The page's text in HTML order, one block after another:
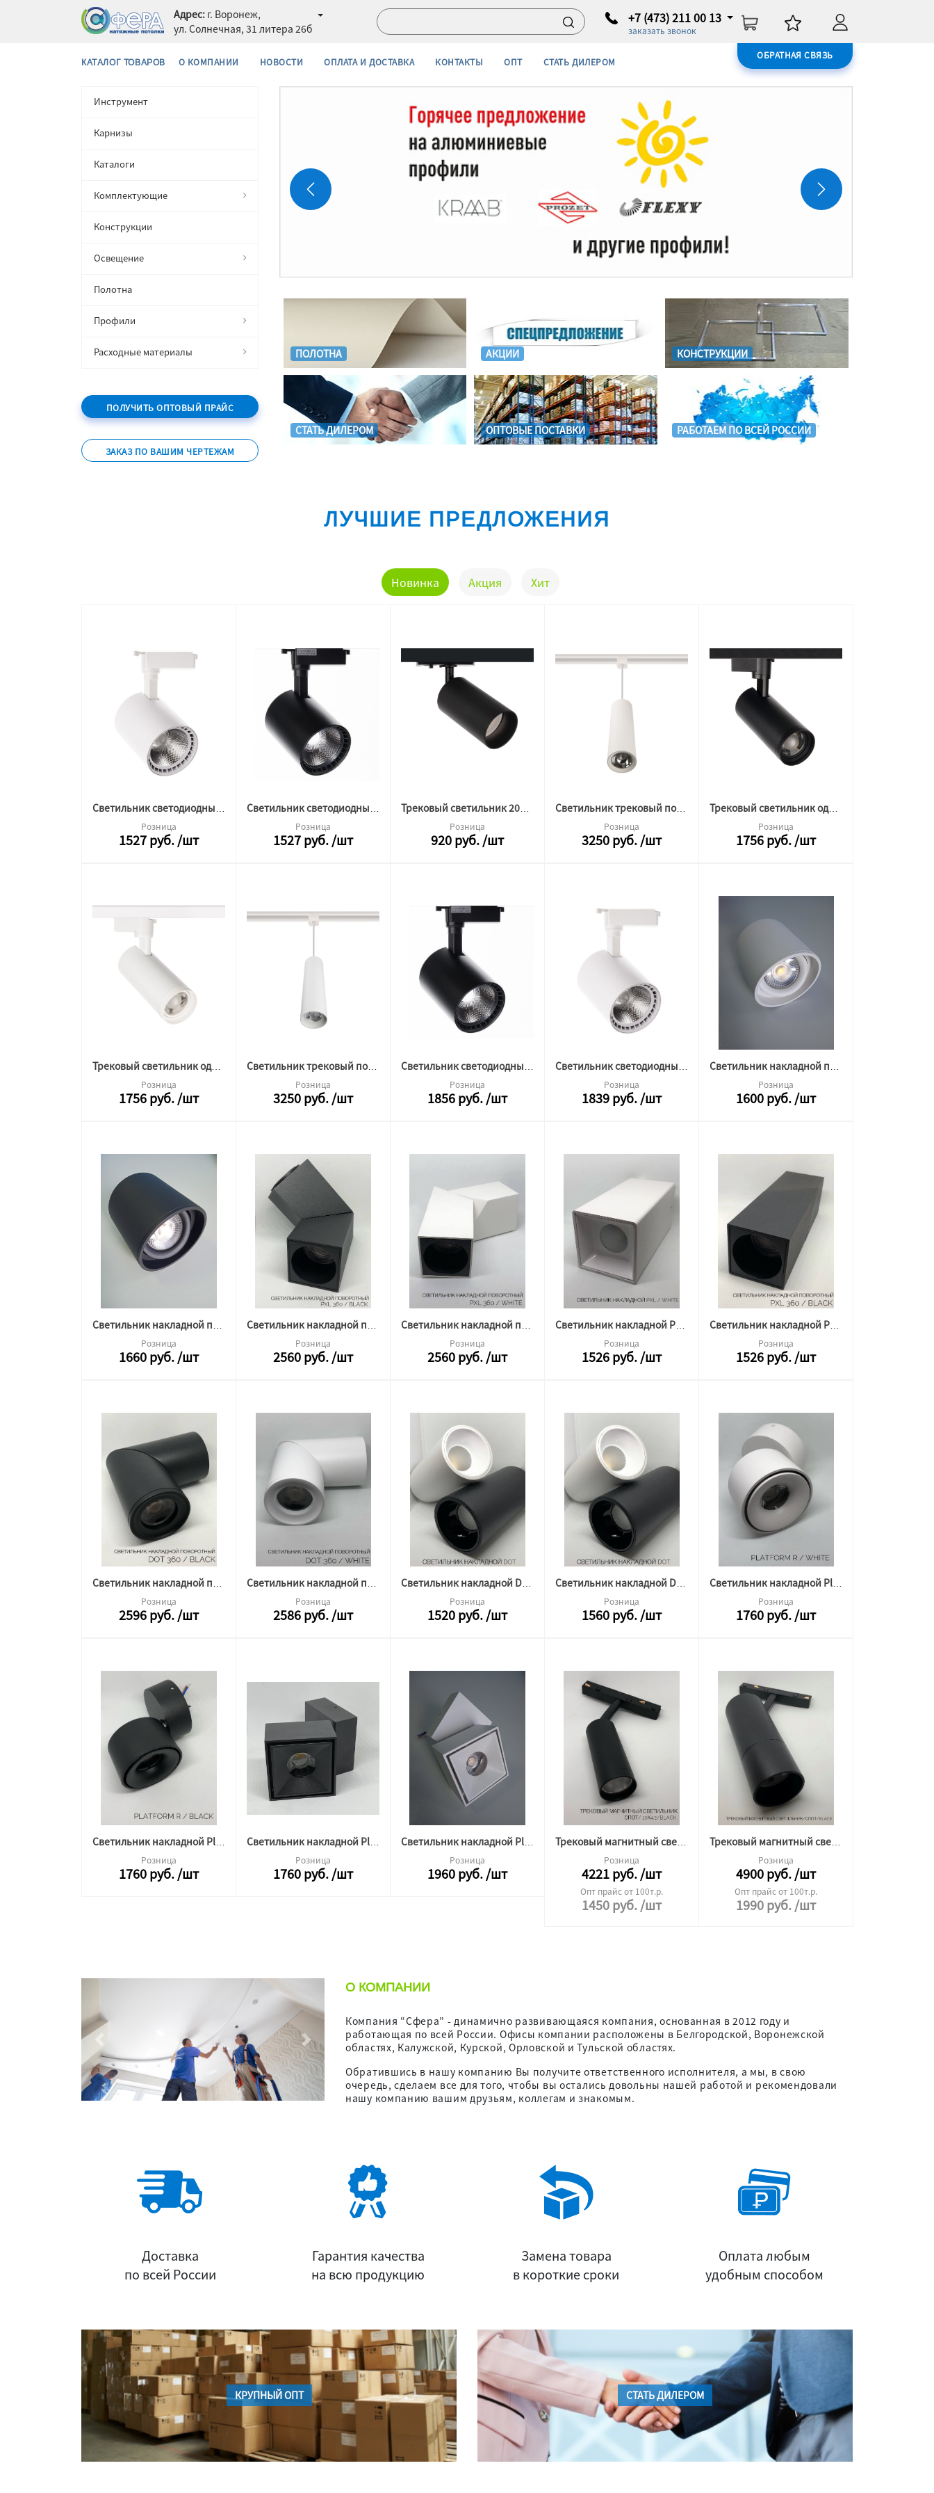
Адрес: г. Воронеж,
ул. Солнечная, 31 литера 26б
+7 (473) 211 00 13
заказать звонок
ОБРАТНАЯ СВЯЗЬ
КАТАЛОГ ТОВАРОВ О КОМПАНИИ НОВОСТИ ОПЛАТА И ДОСТАВКА КОНТАКТЫ ОПТ СТАТЬ ДИЛЕРОМ
Инструмент
Карнизы
Каталоги
Комплектующие
Конструкции
Освещение
Полотна
Профили
Расходные материалы
ПОЛУЧИТЬ ОПТОВЫЙ ПРАЙС
ЗАКАЗ ПО ВАШИМ ЧЕРТЕЖАМ
Подробнее
ПОЛОТНА АКЦИИ КОНСТРУКЦИИ
СТАТЬ ДИЛЕРОМ ОПТОВЫЕ ПОСТАВКИ РАБОТАЕМ ПО ВСЕЙ РОССИИ
ЛУЧШИЕ ПРЕДЛОЖЕНИЯ
Новинка Акция Хит
Розница
1527руб./шт
Розница
1527руб./шт
Розница
920руб./шт
Светильник трековый подвесной 2TRA ML 10W 4000K белый 19311
Розница
3250руб./шт
Трековый светильник однофазный ML CITY ZOOM 20W 4000K черный (узкий) 19291
Розница
1756руб./шт
Трековый светильник однофазный ML CITY ZOOM 20W 4000K белый (узкий) 19292
Розница
1756руб./шт
Светильник трековый подвесной ML 20W 4500K 15-55°белый 19297
Розница
3250руб./шт
Розница
1856руб./шт
Розница
1839руб./шт
Розница
1600руб./шт
Розница
1660руб./шт
Розница
2560руб./шт
Розница
2560руб./шт
Розница
1526руб./шт
Розница
1526руб./шт
Розница
2596руб./шт
Розница
2586руб./шт
Розница
1520руб./шт
Розница
1560руб./шт
Розница
1760руб./шт
Розница
1760руб./шт
Розница
1760руб./шт
Розница
1960руб./шт
Розница
4221руб./шт
Опт прайс от 100т.р.
1450руб./шт
Розница
4900руб./шт
Опт прайс от 100т.р.
1990руб./шт
Previous Next
О КОМПАНИИ
Компания “Сфера” - динамично развивающаяся компания, основанная в 2012 году и
работающая по всей России. Офисы компании расположены в Белгородской, Воронежской
областях, Калужской, Курской, Орловской и Тульской областях.
Обратившись в нашу компанию Вы получите ответственного исполнителя, а мы, в свою
очередь, сделаем все для того, чтобы вы остались довольны нашей работой и рекомендовали
нашу компанию вашим друзьям, коллегам и знакомым.
Доставка
по всей России
Гарантия качества
на всю продукцию
Замена товара
в короткие сроки
Оплата любым
удобным способом
КРУПНЫЙ ОПТ СТАТЬ ДИЛЕРОМ